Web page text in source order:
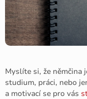
Myslíte si, že němčina
studium, práci, nebo
a motivací se pro vás